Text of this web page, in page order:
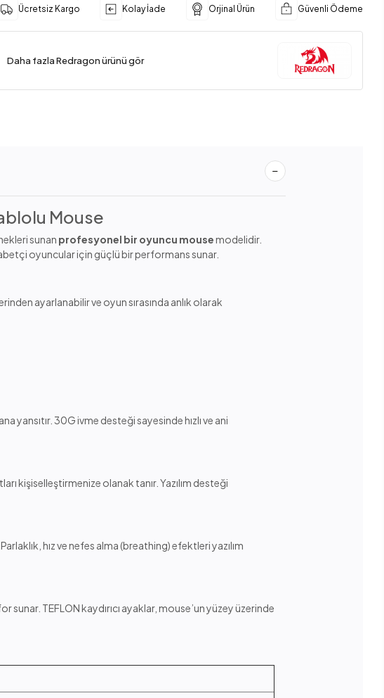
Ücretsiz Kargo Kolay İade Orjinal Ürün Güvenli Ödeme
Daha fazla Redragon ürünü gör
Mouse
sunan profesyonel bir oyuncu mousemodelidir.
oyuncular için güçlü bir performans sunar.
ayarlanabilir ve oyun sırasında anlık olarak
yansıtır. 30G ivme desteği sayesinde hızlı ve ani
kişiselleştirmenize olanak tanır. Yazılım desteği
hız ve nefes alma (breathing) efektleri yazılım
sunar. TEFLON kaydırıcı ayaklar, mouse’un yüzey üzerinde